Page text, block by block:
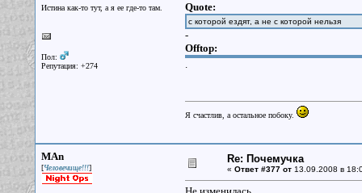
Истина как-то тут, а я ее где-то там.
Пол:
Репутация: +274
Quote:
с которой ездят, а не с которой нельзя
-
Offtop:
.
Я счастлив, а остальное побоку.
MAn
[Человечище!!!]
Re: Почемучка
« Ответ #377 от13.09.2008 в